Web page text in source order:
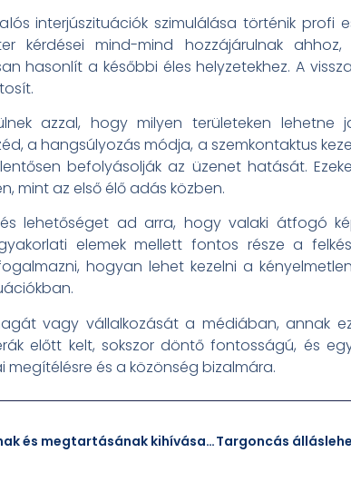
interjúszituációk szimulálása történik profi
kérdései mind-mind hozzájárulnak
hasonlít a későbbi éles helyzetekhez. A
azzal, hogy milyen területeken
a hangsúlyozás módja, a szemkontaktus
befolyásolják az üzenet hatását.
mint az első élő adás közben.
lehetőséget ad arra, hogy valaki átfogó
elemek mellett fontos része a
hogyan lehet kezelni a
vagy vállalkozását a médiában, annak
előtt kelt, sokszor döntő fontosságú, és
és a közönség bizalmára.
A fizikai dolgozók toborzásának és megtartásának kihívásai a magyar munkaerőpiacon